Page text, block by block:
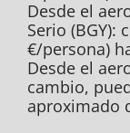
Desde el
Serio (BGY):
€/persona)
Desde el
cambio,
aproximado